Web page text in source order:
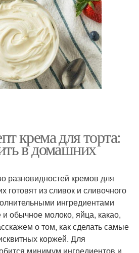
крема для торта:
в домашних
разновидностей кремов для
готовят из сливок и сливочного
ингредиентами
обычное молоко, яйца, какао,
о том, как сделать самые
коржей. Для